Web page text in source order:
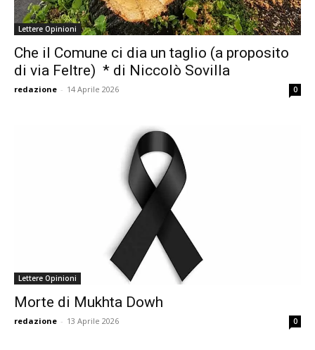
Lettere Opinioni
Che il Comune ci dia un taglio (a proposito
di via Feltre) * di Niccolò Sovilla
redazione - 14 Aprile 2026 0
Lettere Opinioni
Morte di Mukhta Dowh
redazione - 13 Aprile 2026 0